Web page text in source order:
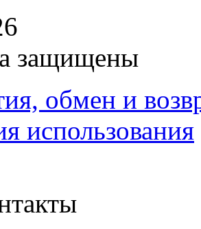
защищены
обмен и
использования